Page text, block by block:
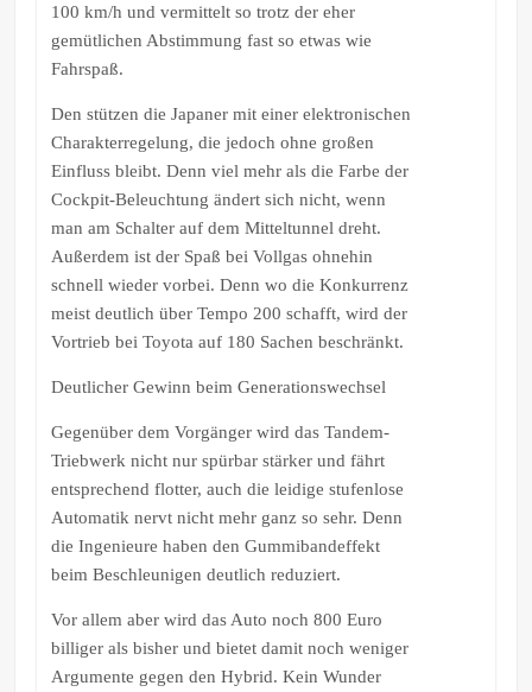
100 km/h und vermittelt so trotz der eher
gemütlichen Abstimmung fast so etwas wie
Fahrspaß.
Den stützen die Japaner mit einer elektronischen
Charakterregelung, die jedoch ohne großen
Einfluss bleibt. Denn viel mehr als die Farbe der
Cockpit-Beleuchtung ändert sich nicht, wenn
man am Schalter auf dem Mitteltunnel dreht.
Außerdem ist der Spaß bei Vollgas ohnehin
schnell wieder vorbei. Denn wo die Konkurrenz
meist deutlich über Tempo 200 schafft, wird der
Vortrieb bei Toyota auf 180 Sachen beschränkt.
Deutlicher Gewinn beim Generationswechsel
Gegenüber dem Vorgänger wird das Tandem-
Triebwerk nicht nur spürbar stärker und fährt
entsprechend flotter, auch die leidige stufenlose
Automatik nervt nicht mehr ganz so sehr. Denn
die Ingenieure haben den Gummibandeffekt
beim Beschleunigen deutlich reduziert.
Vor allem aber wird das Auto noch 800 Euro
billiger als bisher und bietet damit noch weniger
Argumente gegen den Hybrid. Kein Wunder